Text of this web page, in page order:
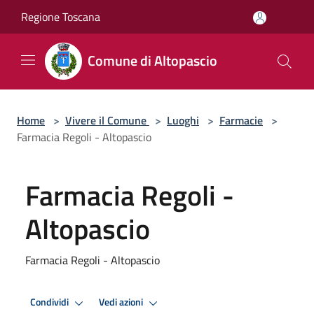
Regione Toscana
Comune di Altopascio
Home > Vivere il Comune > Luoghi > Farmacie >
Farmacia Regoli - Altopascio
Farmacia Regoli -
Altopascio
Farmacia Regoli - Altopascio
Condividi Vedi azioni